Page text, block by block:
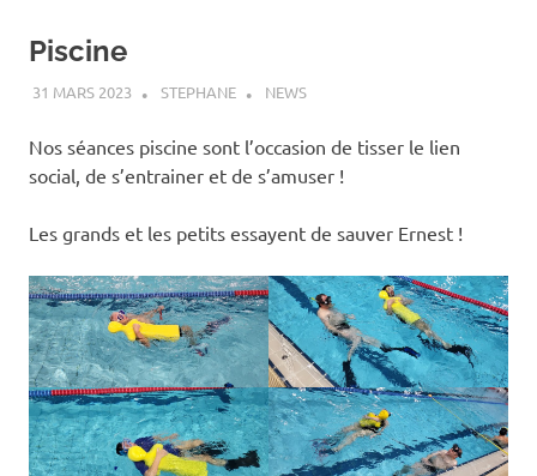
Piscine
31 MARS 2023 STEPHANE NEWS
Nos séances piscine sont l’occasion de tisser le lien
social, de s’entrainer et de s’amuser !
Les grands et les petits essayent de sauver Ernest !